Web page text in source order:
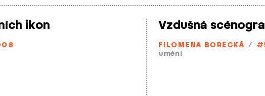
ikon Vzdušná
FILOMENA BORECKÁ /
umění